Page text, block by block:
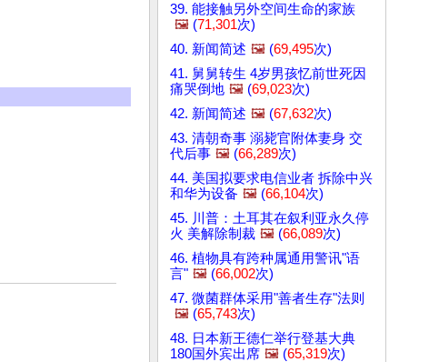
39. 能接触另外空间生命的家族
🖼️ (71,301次)
40. 新闻简述 🖼️ (69,495次)
41. 舅舅转生 4岁男孩忆前世死因
痛哭倒地 🖼️ (69,023次)
42. 新闻简述 🖼️ (67,632次)
43. 清朝奇事 溺毙官附体妻身 交
代后事 🖼️ (66,289次)
44. 美国拟要求电信业者 拆除中兴
和华为设备 🖼️ (66,104次)
45. 川普：土耳其在叙利亚永久停
火 美解除制裁 🖼️ (66,089次)
46. 植物具有跨种属通用警讯"语
言" 🖼️ (66,002次)
47. 微菌群体采用"善者生存"法则
🖼️ (65,743次)
48. 日本新王德仁举行登基大典
180国外宾出席 🖼️ (65,319次)